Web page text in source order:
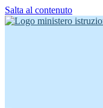
Salta al contenuto